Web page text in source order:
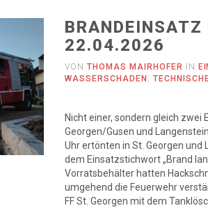
BRANDEINSATZ
22.04.2026
VONTHOMAS MAIRHOFER IN
WASSERSCHADEN
Nicht einer, sondern gleich
Georgen/Gusen und
Uhr ertönten in St. Georgen
dem Einsatzstichwort „Brand
Vorratsbehälter hatten
umgehend die Feuerwehr
FF St. Georgen mit dem